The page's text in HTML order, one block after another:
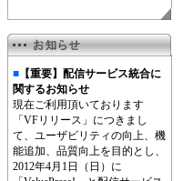
■ 【重要】配信サービス統合に
関するお知らせ
現在ご利用頂いております
「VFリリース」につきまし
て、ユーザビリティの向上、機
能追加、品質向上を目的とし、
2012年4月1日（日）に